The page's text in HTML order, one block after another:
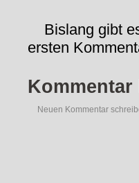
Bislang gibt
ersten
Neuen Kommentar